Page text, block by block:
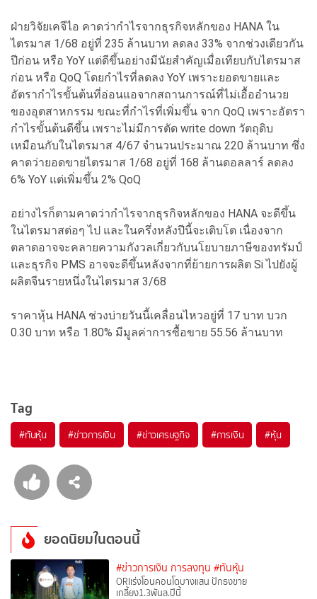
ฝ่ายวิจัยเคจีไอ คาดว่ากำไรจากธุรกิจหลักของ HANA ใน
ไตรมาส 1/68 อยู่ที่ 235 ล้านบาท ลดลง 33% จากช่วงเดียวกัน
ปีก่อน หรือ YoY แต่ดีขึ้นอย่างมีนัยสำคัญเมื่อเทียบกับไตรมาส
ก่อน หรือ QoQ โดยกำไรที่ลดลง YoY เพราะยอดขายและ
อัตรากำไรขั้นต้นที่อ่อนแอจากสถานการณ์ที่ไม่เอื้ออำนวย
ของอุตสาหกรรม ขณะที่กำไรที่เพิ่มขึ้น จาก QoQ เพราะอัตรา
กำไรขั้นต้นดีขึ้น เพราะไม่มีการตัด write down วัตถุดิบ
เหมือนกับในไตรมาส 4/67 จำนวนประมาณ 220 ล้านบาท ซึ่ง
คาดว่ายอดขายไตรมาส 1/68 อยู่ที่ 168 ล้านดอลลาร์ ลดลง
6% YoY แต่เพิ่มขึ้น 2% QoQ
อย่างไรก็ตามคาดว่ากำไรจากธุรกิจหลักของ HANA จะดีขึ้น
ในไตรมาสต่อๆ ไป และในครึ่งหลังปีนี้จะเติบโต เนื่องจาก
ตลาดอาจจะคลายความกังวลเกี่ยวกับนโยบายภาษีของทรัมป์
และธุรกิจ PMS อาจจะดีขึ้นหลังจากที่ย้ายการผลิต Si ไปยังผู้
ผลิตจีนรายหนึ่งในไตรมาส 3/68
ราคาหุ้น HANA ช่วงบ่ายวันนี้เคลื่อนไหวอยู่ที่ 17 บาท บวก
0.30 บาท หรือ 1.80% มีมูลค่าการซื้อขาย 55.56 ล้านบาท
Tag
#ทันหุ้น #ข่าวการเงิน #ข่าวเศรษฐกิจ #การเงิน #หุ้น
ยอดนิยมในตอนนี้
#ข่าวการเงิน การลงทุน #ทันหุ้น
ORIเร่งโอนคอนโดบางแสน ปักธงขาย
เกลี้ยง1.3พันล.ปีนี้